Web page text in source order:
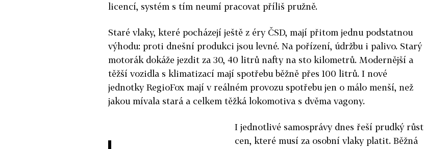
licencí, systém s tím neumí pracovat příliš pružně.
Staré vlaky, které pocházejí ještě z éry ČSD, mají přitom jednu podstatnou
výhodu: proti dnešní produkci jsou levné. Na pořízení, údržbu i palivo. Starý
motorák dokáže jezdit za 30, 40 litrů nafty na sto kilometrů. Modernější a
těžší vozidla s klimatizací mají spotřebu běžně přes 100 litrů. I nové
jednotky RegioFox mají v reálném provozu spotřebu jen o málo menší, než
jakou mívala stará a celkem těžká lokomotiva s dvěma vagony.
I jednotlivé samosprávy dnes řeší prudký růst
cen, které musí za osobní vlaky platit. Běžná